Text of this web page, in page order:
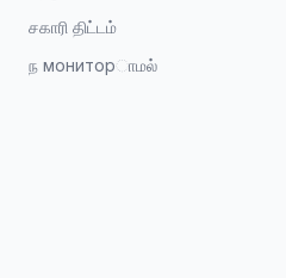
சகாரி திட்டம்
ந мониторாமல்